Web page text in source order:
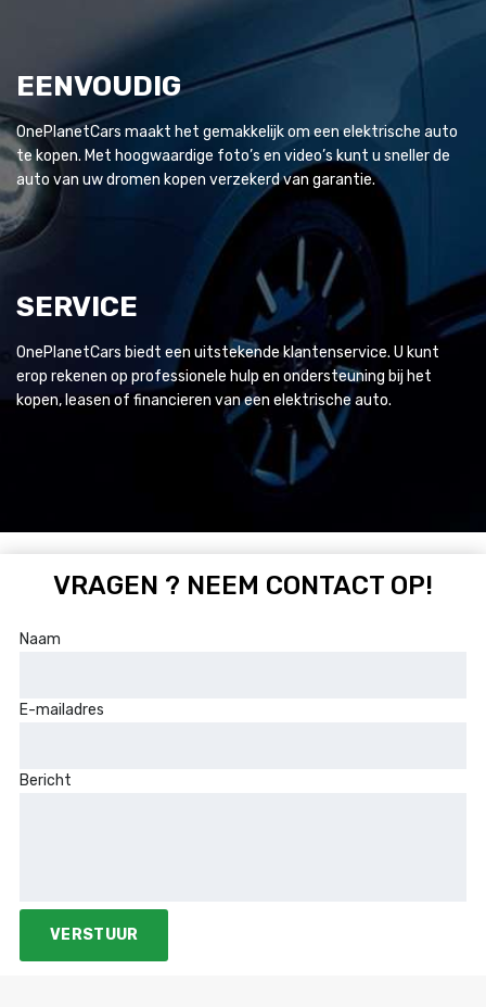
EENVOUDIG
OnePlanetCars maakt het gemakkelijk om een elektrische auto
te kopen. Met hoogwaardige foto’s en video’s kunt u sneller de
auto van uw dromen kopen verzekerd van garantie.
SERVICE
OnePlanetCars biedt een uitstekende klantenservice. U kunt
erop rekenen op professionele hulp en ondersteuning bij het
kopen, leasen of financieren van een elektrische auto.
VRAGEN ? NEEM CONTACT OP!
Naam
E-mailadres
Bericht